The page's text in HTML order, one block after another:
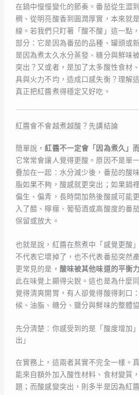
在鍋中慢慢變化的節奏。番茄從生澀
稠、從明亮酸香到圓潤厚實，本來就
線。若我們只盯著「酸不酸」這一點
部分：它是因為番茄的品種、罐頭或
是因為煮太久水分蒸發、糖分與鮮味
突出？又或者，是加了太多酸性食材
具與火力不均，造成口感失衡？理解
真正把紅醬煮得穩定又好吃。
紅醬會不會越煮越酸？先講結論
簡單說，紅醬不一定會「因為煮久」
它常常會讓人覺得更酸。原因不是單
疊加在一起：水分減少後，番茄的酸
脂如果不夠，酸感就更突出；如果鍋
偏生、偏青，長時間加熱後酸感可能
入了醋、檸檬、葡萄酒或高酸度的番
保留或放大。
也就是說，紅醬在熬煮中「感覺更酸
不代表它壞掉了，也不代表番茄突然
更常見的是， 酸味被其他味道的平衡
此在味覺上顯得尖銳。這也是為什麼
覺得清爽開胃，有人卻覺得酸得刺口
候、油脂、糖分、鹽分與鮮味的整體
先分清楚：你感受到的是「酸度增加
出」
在實務上，這兩者其實不完全一樣。
能來自額外加入酸性材料、食材變質
題；而酸感變突出，則多半是因為紅